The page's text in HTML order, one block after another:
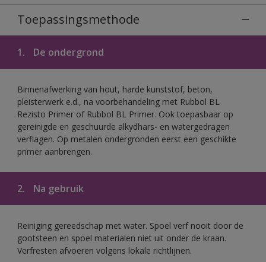
Toepassingsmethode
1. De ondergrond
Binnenafwerking van hout, harde kunststof, beton,
pleisterwerk e.d., na voorbehandeling met Rubbol BL
Rezisto Primer of Rubbol BL Primer. Ook toepasbaar op
gereinigde en geschuurde alkydhars- en watergedragen
verflagen. Op metalen ondergronden eerst een geschikte
primer aanbrengen.
2. Na gebruik
Reiniging gereedschap met water. Spoel verf nooit door de
gootsteen en spoel materialen niet uit onder de kraan.
Verfresten afvoeren volgens lokale richtlijnen.